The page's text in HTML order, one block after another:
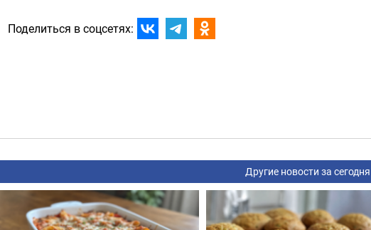
Поделиться в соцсетях:
Другие новости за сегодня